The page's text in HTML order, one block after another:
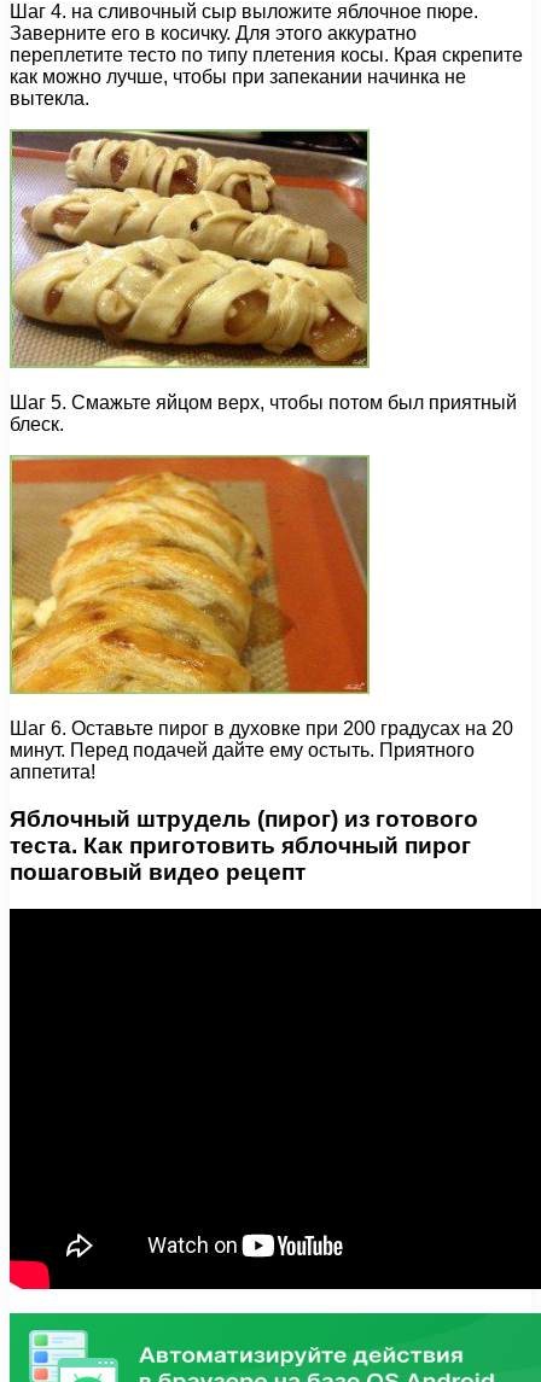
Шаг 4. на сливочный сыр выложите яблочное пюре.
Заверните его в косичку. Для этого аккуратно
переплетите тесто по типу плетения косы. Края скрепите
как можно лучше, чтобы при запекании начинка не
вытекла.
Шаг 5. Смажьте яйцом верх, чтобы потом был приятный
блеск.
Шаг 6. Оставьте пирог в духовке при 200 градусах на 20
минут. Перед подачей дайте ему остыть. Приятного
аппетита!
Яблочный штрудель (пирог) из готового
теста. Как приготовить яблочный пирог
пошаговый видео рецепт